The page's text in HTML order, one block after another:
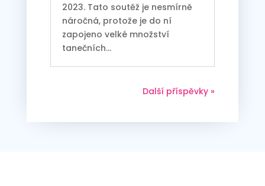
2023. Tato soutěž je nesmírně
náročná, protože je do ní
zapojeno velké množství
tanečních...
Další příspěvky »